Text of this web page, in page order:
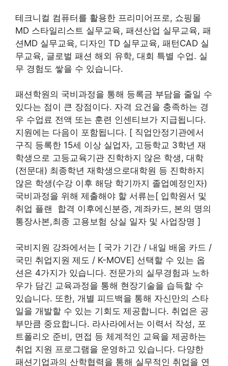
테크니컬 컴퓨터를 활용한 프리미어프로, 쇼핑몰
MD 스타일리스트 실무교육, 패션산업 실무교육, 패
션MD 실무교육, 디자인 TD 실무교육, 패턴CAD 실
무교육, 글로벌 패션 해외 유학, 대회 특별 수업. 실
무 경험도 쌓을 수 있습니다.
패션학원의 국비과정을 통해 등록금 부담을 줄일 수
있다는 점이 큰 장점이다. 자격 요건을 충족하는 경
우 수업료 전액 또는 훈련 인센티브가 지급됩니다.
지원에는 다음이 포함됩니다. [ 직업안정기관에서
구직 등록한 15세 이상 실업자, 고등학교 3학년 재
학생으로 고등교육기관 진학하지 않은 학생, 대학
(전문대) 최종학년 재학생으로대학원 등 진학하지
않은 학생(수강 이후 해당 학기까지 졸업예정인자)
국비과정을 위해 제출해야 할 서류는[ 입학원서 및
취업 플랜 합격 이후에신분증, 계좌카드, 본의 명의
통장사본,최종 고용보험 상실 일자 및 사업장명 ]
국비지원 강좌에서는 [ 국가 기간 / 내일 배움 카드 /
국민 취업지원 제도 / K-MOVE] 선택할 수 있는 옵
션은 4가지가 있습니다. 전문가의 실무경험과 노하
우가 담긴 교육과정을 통해 현장기술을 습득할 수
있습니다. 또한, 개별 피드백을 통해 자신만의 스타
일을 개발할 수 있는 기회도 제공합니다. 취업은 공
부만큼 중요합니다. 라사라에서는 이력서 작성, 포
트폴리오 준비, 면접 등 체계적인 교육을 제공하는
취업 지원 프로그램을 운영하고 있습니다. 다양한
패션기업과의 산학협력을 통해 실무적인 취업을 연